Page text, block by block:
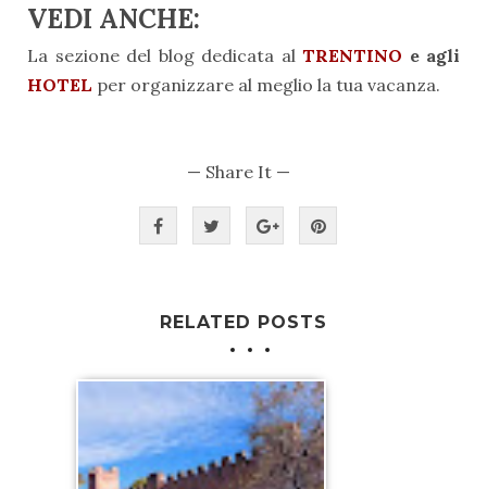
VEDI ANCHE:
La sezione del blog dedicata al TRENTINO e agli
HOTEL per organizzare al meglio la tua vacanza.
— Share It —
RELATED POSTS